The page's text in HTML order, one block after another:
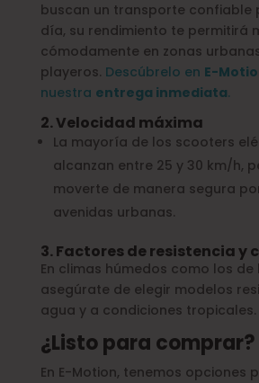
buscan un transporte confiable
día, su rendimiento te permitirá
cómodamente en zonas
playeros. Descúbrelo en E-
nuestra entrega inmediata.
2. Velocidad máxima
La mayoría de los scooters
alcanzan entre 25 y 30 km/h,
moverte de manera segura
avenidas urbanas.
3. Factores de resistencia y
En climas húmedos como los de
asegúrate de elegir modelos
agua y a condiciones tropicales.
¿Listo para comprar?
En E-Motion, tenemos opciones